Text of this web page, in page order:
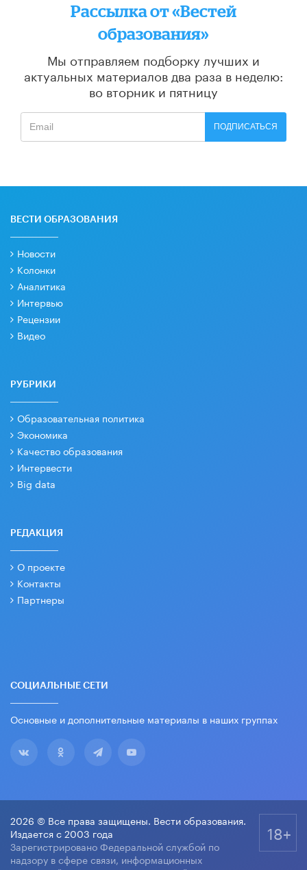
Рассылка от «Вестей
образования»
Мы отправляем подборку лучших и
актуальных материалов два раза в неделю:
во вторник и пятницу
ПОДПИСАТЬСЯ
ВЕСТИ ОБРАЗОВАНИЯ
Новости
Колонки
Аналитика
Интервью
Рецензии
Видео
РУБРИКИ
Образовательная политика
Экономика
Качество образования
Интервести
Big data
РЕДАКЦИЯ
О проекте
Контакты
Партнеры
СОЦИАЛЬНЫЕ СЕТИ
Основные и дополнительные материалы в наших группах
2026 © Все права защищены. Вести образования.
Издается с 2003 года
Зарегистрировано Федеральной службой по
надзору в сфере связи, информационных
18+